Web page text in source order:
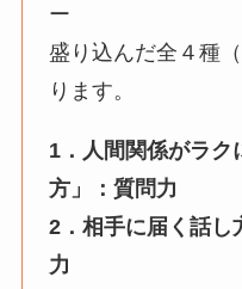
ー コーチ
盛り込んだ全４種
ります。
1．人間関係がラク
方」：質問力
2．相手に届く話し
力